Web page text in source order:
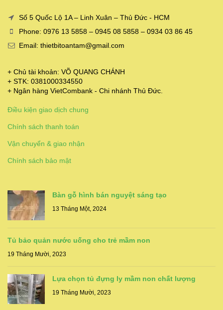
Số 5 Quốc Lộ 1A – Linh Xuân – Thủ Đức - HCM
Phone: 0976 13 5858 – 0945 08 5858 – 0934 03 86 45
Email: thietbitoantam@gmail.com
+ Chủ tài khoản: VÕ QUANG CHÁNH
+ STK: 0381000334550
+ Ngân hàng VietCombank - Chi nhánh Thủ Đức.
Điều kiện giao dịch chung
Chính sách thanh toán
Vận chuyển & giao nhận
Chính sách bảo mật
Bàn gỗ hình bán nguyệt sáng tạo
13 Tháng Một, 2024
Tủ bảo quản nước uống cho trẻ mầm non
19 Tháng Mười, 2023
Lựa chọn tủ đựng ly mầm non chất lượng
19 Tháng Mười, 2023